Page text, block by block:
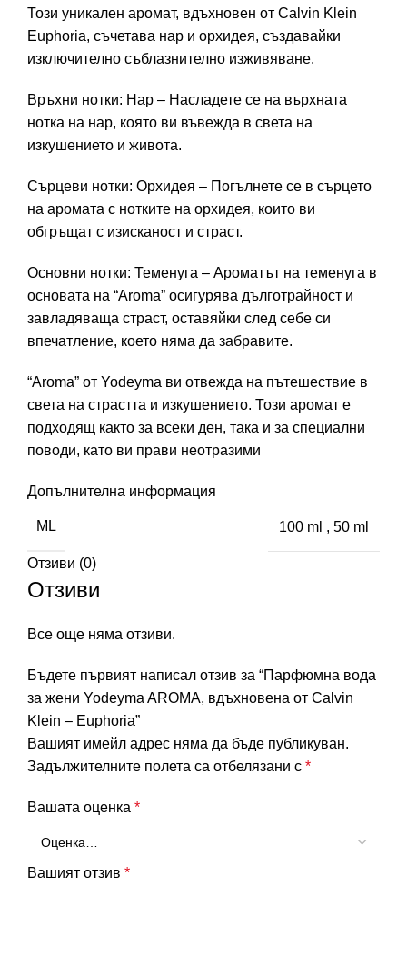
Този уникален аромат, вдъхновен от Calvin Klein
Euphoria, съчетава нар и орхидея, създавайки
изключително съблазнително изживяване.
Връхни нотки: Нар – Насладете се на върхната
нотка на нар, която ви въвежда в света на
изкушението и живота.
Сърцеви нотки: Орхидея – Погълнете се в сърцето
на аромата с нотките на орхидея, които ви
обгръщат с изисканост и страст.
Основни нотки: Теменуга – Ароматът на теменуга в
основата на “Aroma” осигурява дълготрайност и
завладяваща страст, оставяйки след себе си
впечатление, което няма да забравите.
“Aroma” от Yodeyma ви отвежда на пътешествие в
света на страстта и изкушението. Този аромат е
подходящ както за всеки ден, така и за специални
поводи, като ви прави неотразими
Допълнителна информация
ML 100 ml , 50 ml
Отзиви (0)
Отзиви
Все още няма отзиви.
Бъдете първият написал отзив за “Парфюмна вода
за жени Yodeyma AROMA, вдъхновена от Calvin
Klein – Euphoria”
Вашият имейл адрес няма да бъде публикуван.
Задължителните полета са отбелязани с *
Вашата оценка *
Вашият отзив *